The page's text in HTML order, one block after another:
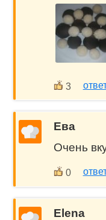
3
Eва
Очень
0
Elena